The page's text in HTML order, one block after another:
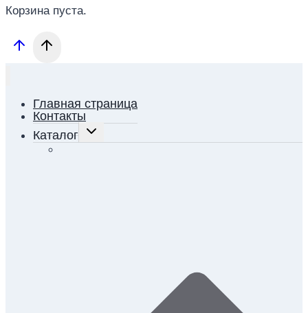
Корзина пуста.
Главная страница
Контакты
Каталог
ПЕРЕКЛЮЧИТЬ